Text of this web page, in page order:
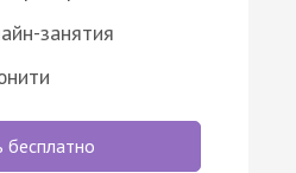
занятия
бесплатно